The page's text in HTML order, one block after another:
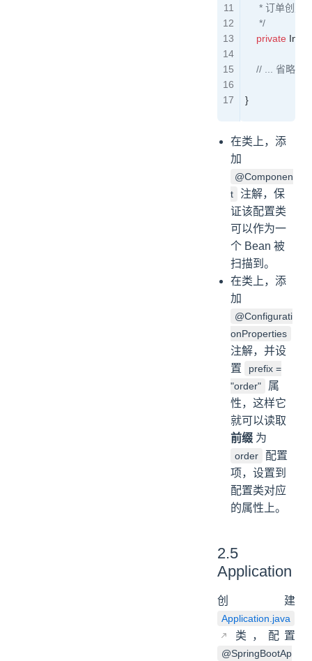
* 订单创
     */
    private
// ... 省略
}
在类上，添
加
@Componen
t
注解，保
证该配置类
可以作为一
个 Bean 被
扫描到。
在类上，添
加
@Configurati
onProperties
注解，并设
置
prefix =
"order"
属
性，这样它
就可以读取
前缀 为
order
配置
项，设置到
配置类对应
的属性上。
2.5
Application
创建
Application.java
类，配置
@SpringBootAp